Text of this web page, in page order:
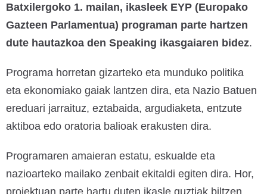
Batxilergoko 1. mailan, ikasleek EYP (Europako
Gazteen Parlamentua) programan parte hartzen
dute hautazkoa den Speaking ikasgaiaren bidez.
Programa horretan gizarteko eta munduko politika
eta ekonomiako gaiak lantzen dira, eta Nazio Batuen
ereduari jarraituz, eztabaida, argudiaketa, entzute
aktiboa edo oratoria balioak erakusten dira.
Programaren amaieran estatu, eskualde eta
nazioarteko mailako zenbait ekitaldi egiten dira. Hor,
proiektuan parte hartu duten ikasle guztiak biltzen